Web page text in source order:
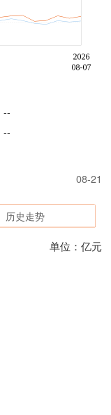
--
--
08-21
历史走势
单位：亿元